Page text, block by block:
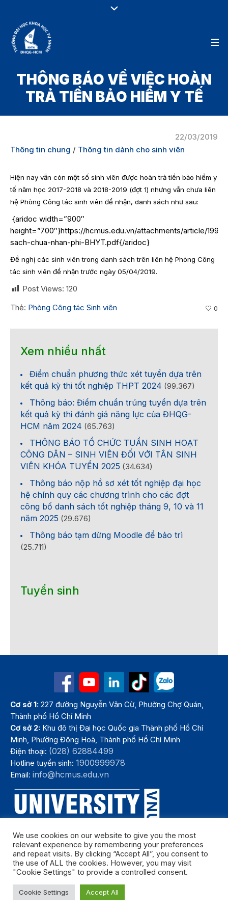
THÔNG BÁO VỀ VIỆC HOÀN
TRẢ TIỀN BẢO HIỂM Y TẾ
22/03/2019
Thông tin chung / Thông tin dành cho sinh viên
Hiện nay vẫn còn một số sinh viên được hoàn trả tiền bảo hiểm y
tế năm học 2017-2018 và 2018-2019 (đợt 1) nhưng vẫn chưa liên
hệ Phòng Công tác sinh viên để nhận, danh sách như sau:
{aridoc width=”900″
height=”700″}https://hcmus.edu.vn/attachments/article/1997/
sach-chua-nhan-phi-BHYT.pdf{/aridoc}
Đề nghị các sinh viên trong danh sách trên liên hệ Phòng Công
tác sinh viên để nhận trước ngày 05/04/2019.
Post Views: 120
Thẻ: Phòng Công tác Sinh viên 0
Xem nhiều nhất
Điểm chuẩn phương thức xét tuyển dựa trên
kết quả kỳ thi tốt nghiệp THPT 2024 (99.367)
Thông báo: Điểm chuẩn trúng tuyển dựa trên
kết quả kỳ thi đánh giá năng lực của ĐHQG-
HCM năm 2024 (65.763)
THÔNG BÁO TỔ CHỨC TUẦN SINH HOẠT
CÔNG DÂN – SINH VIÊN ĐỐI VỚI TÂN SINH
VIÊN KHÓA TUYỂN 2025 (34.634)
Thông báo nộp hồ sơ xét tốt nghiệp đại học
hệ chính quy các chương trình cho các đợt
công bố danh sách tốt nghiệp tháng 9, 10 và 11
năm 2025 (29.676)
Thông báo tạm dừng Moodle để bảo trì
(25.711)
Tuyển sinh
Cơ sở 1: 227 đường Nguyễn Văn Cừ, Phường Chợ Quán,
Thành phố Hồ Chí Minh
Cơ sở 2: Khu đô thị Đại học Quốc gia Thành phố Hồ Chí
Minh, Phường Đông Hoà, Thành phố Hồ Chí Minh
Điện thoại: (028) 62884499
Hotline tuyển sinh:1900999978
Email:info@hcmus.edu.vn
Bản quyền thuộc Trường Đại học Khoa học tự nhiên, Đại học Quốc
gia Thành phố Hồ Chí Minh. Năm 2024
We use cookies on our website to give you the most
relevant experience by remembering your preferences
and repeat visits. By clicking “Accept All”, you consent to
the use of ALL the cookies. However, you may visit
"Cookie Settings" to provide a controlled consent.
Cookie Settings Accept All